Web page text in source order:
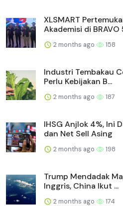
XLSMART
Akademisi di BRAVO
2 months ago 158
Industri Tembakau
Perlu Kebijakan B...
2 months ago 187
IHSG Anjlok 4%, Ini
dan Net Sell Asing
2 months ago 198
Trump Mendadak
Inggris, China Ikut ...
2 months ago 174